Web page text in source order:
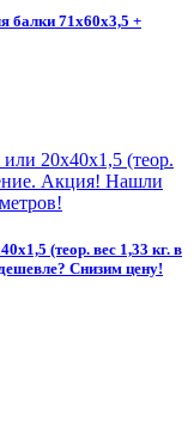
балки 71х60х3,5 +
(теор. вес 1,33 кг. в
Снизим цену!